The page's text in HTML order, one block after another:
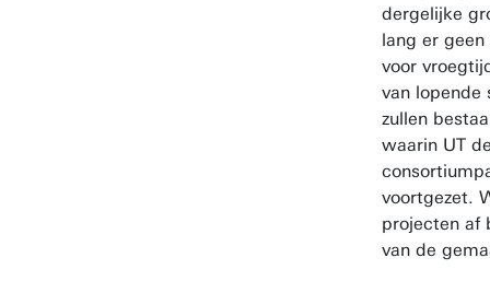
dergelijke
lang er
voor
van lopende
zullen
waarin UT
voortgezet.
projecten af
van de